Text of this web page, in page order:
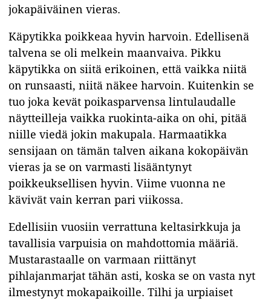
jokapäiväinen vieras.
Käpytikka poikkeaa hyvin harvoin. Edellisenä
talvena se oli melkein maanvaiva. Pikku
käpytikka on siitä erikoinen, että vaikka niitä
on runsaasti, niitä näkee harvoin. Kuitenkin se
tuo joka kevät poikasparvensa lintulaudalle
näytteilleja vaikka ruokinta-aika on ohi, pitää
niille viedä jokin makupala. Harmaatikka
sensijaan on tämän talven aikana kokopäivän
vieras ja se on varmasti lisääntynyt
poikkeuksellisen hyvin. Viime vuonna ne
kävivät vain kerran pari viikossa.
Edellisiin vuosiin verrattuna keltasirkkuja ja
tavallisia varpuisia on mahdottomia määriä.
Mustarastaalle on varmaan riittänyt
pihlajanmarjat tähän asti, koska se on vasta nyt
ilmestynyt mokapaikoille. Tilhi ja urpiaiset